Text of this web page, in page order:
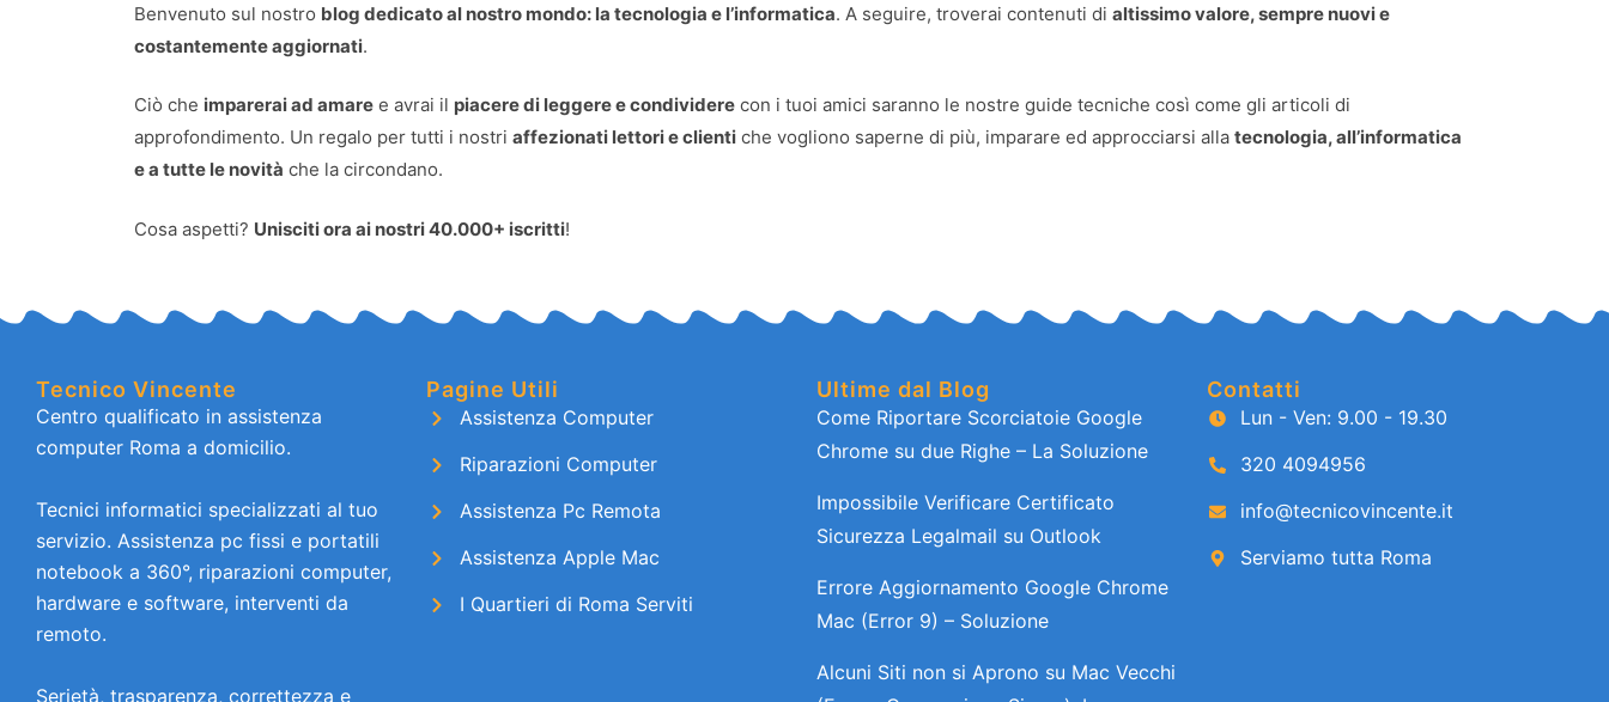
Benvenuto sul nostro blog dedicato al nostro mondo: la tecnologia e l’informatica. A seguire, troverai contenuti di altissimo valore, sempre nuovi e
costantemente aggiornati.
Ciò che imparerai ad amare e avrai il piacere di leggere e condividere con i tuoi amici saranno le nostre guide tecniche così come gli articoli di
approfondimento. Un regalo per tutti i nostri affezionati lettori e clienti che vogliono saperne di più, imparare ed approcciarsi alla tecnologia, all’informatica
e a tutte le novità che la circondano.
Cosa aspetti? Unisciti ora ai nostri 40.000+ iscritti!
Tecnico Vincente
Centro qualificato in assistenza
computer Roma a domicilio.
Tecnici informatici specializzati al tuo
servizio. Assistenza pc fissi e portatili
notebook a 360°, riparazioni computer,
hardware e software, interventi da
remoto.
Serietà, trasparenza, correttezza e
Pagine Utili
Assistenza Computer
Riparazioni Computer
Assistenza Pc Remota
Assistenza Apple Mac
I Quartieri di Roma Serviti
Ultime dal Blog
Come Riportare Scorciatoie Google
Chrome su due Righe – La Soluzione
Impossibile Verificare Certificato
Sicurezza Legalmail su Outlook
Errore Aggiornamento Google Chrome
Mac (Error 9) – Soluzione
Alcuni Siti non si Aprono su Mac Vecchi
Contatti
Lun - Ven: 9.00 - 19.30
320 4094956
info@tecnicovincente.it
Serviamo tutta Roma